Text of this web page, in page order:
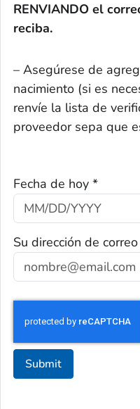
RENVIANDO el
reciba.
– Asegúrese de
nacimiento (si es
renvíe la lista de
proveedor sepa que
Fecha de hoy *
Su dirección de
Submit